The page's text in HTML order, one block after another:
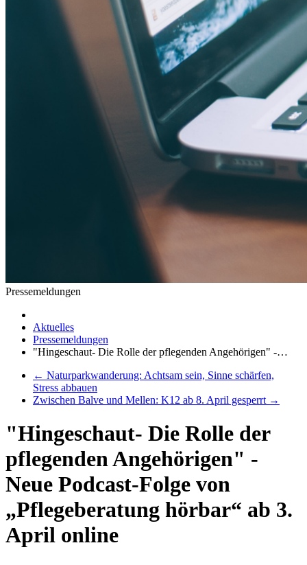
Pressemeldungen
Aktuelles
Pressemeldungen
"Hingeschaut- Die Rolle der pflegenden Angehörigen" -…
← Naturparkwanderung: Achtsam sein, Sinne schärfen,
Stress abbauen
Zwischen Balve und Mellen: K12 ab 8. April gesperrt →
"Hingeschaut- Die Rolle der
pflegenden Angehörigen" -
Neue Podcast-Folge von
„Pflegeberatung hörbar“ ab 3.
April online